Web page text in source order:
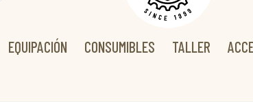
EQUIPACIÓN CONSUMIBLES TALLER